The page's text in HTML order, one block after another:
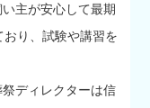
主が安心して最期
り、試験や講習を
ディレクターは信